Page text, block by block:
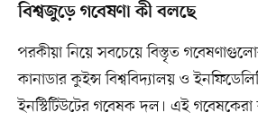
বিশ্বজুড়ে গবেষণা কী বলছে
পরকীয়া নিয়ে সবচেয়ে বিস্তৃত
কানাডার কুইন্স বিশ্ববিদ্যালয় ও
ইনস্টিটিউটের গবেষক দল। এই